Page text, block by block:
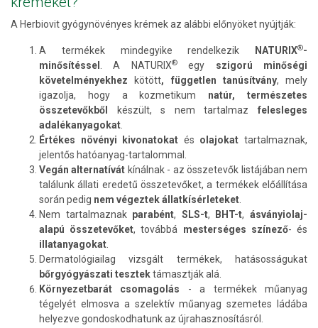
A Herbiovit gyógynövényes krémek az alábbi előnyöket nyújtják:
A termékek mindegyike rendelkezik NATURIX®-
minősítéssel
.A NATURIX®egy szigorú minőségi
követelményekhez
kötött, független tanúsítvány, mely
igazolja, hogy a kozmetikum natúr, természetes
összetevőkből
készült, s nem tartalmazfelesleges
adalékanyagokat
Értékes növényi kivonatokat és olajokattartalmaznak,
jelentős hatóanyag-tartalommal.
Vegán alternatívát kínálnak - az összetevők listájában nem
találunk állati eredetű összetevőket, a termékek előállítása
során pedig nem végeztek állatkísérleteket
Nem tartalmaznak parabént, SLS-t, BHT-t,ásványiolaj-
alapú összetevőket, továbbá mesterséges színező- és
illatanyagokat
Dermatológiailag vizsgált termékek, hatásosságukat
bőrgyógyászati tesztektámasztják alá.
Környezetbarát csomagolás - a termékek műanyag
tégelyét elmosva a szelektív műanyag szemetes ládába
helyezve gondoskodhatunk az újrahasznosításról.